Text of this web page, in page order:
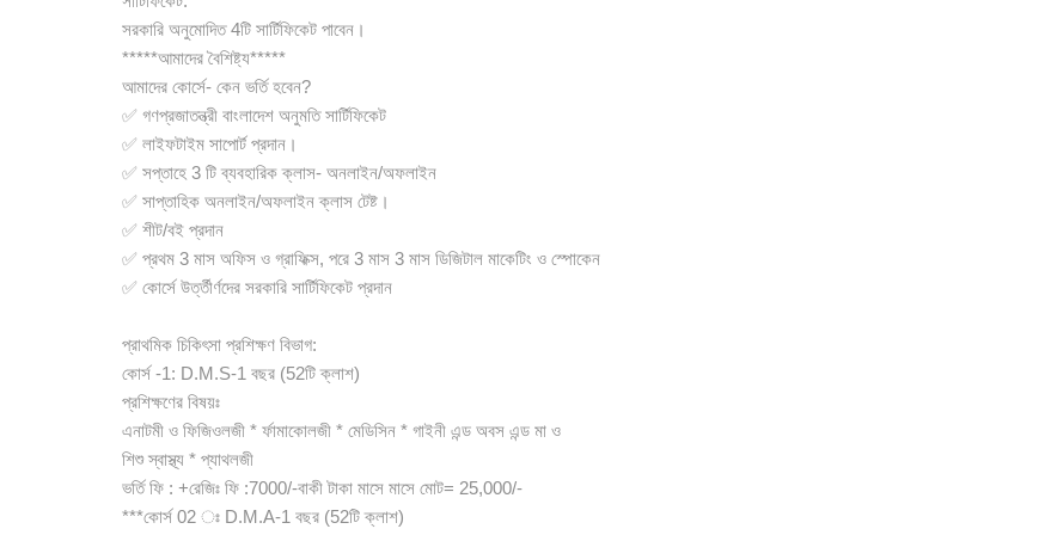
সরকারি অনুমোদিত 4টি সার্টিফিকেট পাবেন।
*****আমাদের বৈশিষ্ট্য*****
আমাদের কোর্সে- কেন ভর্তি হবেন?
✅ গণপ্রজাতন্ত্রী বাংলাদেশ অনুমতি সার্টিফিকেট
✅ লাইফটাইম সাপোর্ট প্রদান।
✅ সপ্তাহে 3 টি ব্যবহারিক ক্লাস- অনলাইন/অফলাইন
✅ সাপ্তাহিক অনলাইন/অফলাইন ক্লাস টেষ্ট।
✅ শীট/বই প্রদান
✅ প্রথম 3 মাস অফিস ও গ্রাফিক্স, পরে 3 মাস 3 মাস ডিজিটাল মাকেটিং ও স্পোকেন
✅ কোর্সে উর্ত্তীর্ণদের সরকারি সার্টিফিকেট প্রদান
প্রাথমিক চিকিৎসা প্রশিক্ষণ বিভাগ:
কোর্স -1: D.M.S-1 বছর (52টি ক্লাশ)
প্রশিক্ষণের বিষয়ঃ
এনাটমী ও ফিজিওলজী * র্ফামাকোলজী * মেডিসিন * গাইনী এন্ড অবস এন্ড মা ও
শিশু স্বাস্থ্য * প্যাথলজী
ভর্তি ফি : +রেজিঃ ফি :7000/-বাকী টাকা মাসে মাসে মোট= 25,000/-
***কোর্স 02 ঃ D.M.A-1 বছর (52টি ক্লাশ)